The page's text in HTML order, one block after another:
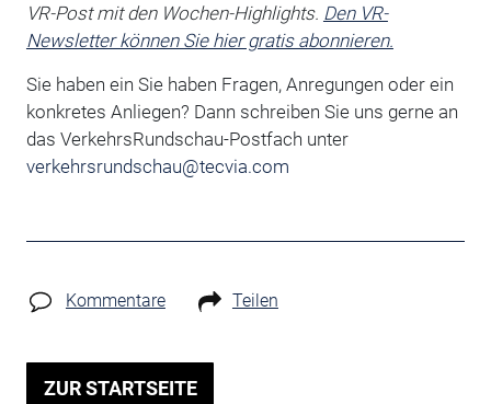
VR-Post mit den Wochen-Highlights. Den VR-
Newsletter können Sie hier gratis abonnieren.
Sie haben ein Sie haben Fragen, Anregungen oder ein
konkretes Anliegen? Dann schreiben Sie uns gerne an
das VerkehrsRundschau-Postfach unter
verkehrsrundschau@tecvia.com
Kommentare Teilen
ZUR STARTSEITE